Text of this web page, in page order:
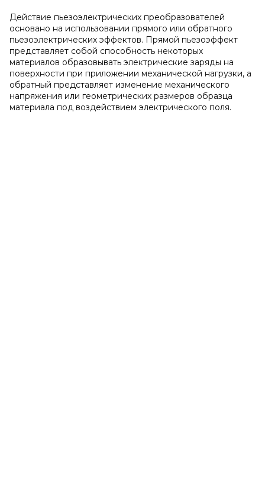
Действие пьезоэлектрических преобразователей
основано на использовании прямого или обратного
пьезоэлектрических эффектов. Прямой пьезоэффект
представляет собой способность некоторых
материалов образовывать электрические заряды на
поверхности при приложении механической нагрузки, а
обратный представляет изменение механического
напряжения или геометрических размеров образца
материала под воздействием электрического поля.